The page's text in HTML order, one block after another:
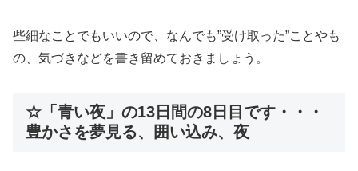
些細なことでもいいので、なんでも”受け取った”ことやも
の、気づきなどを書き留めておきましょう。
☆「青い夜」の13日間の8日目です・・・
豊かさを夢見る、囲い込み、夜